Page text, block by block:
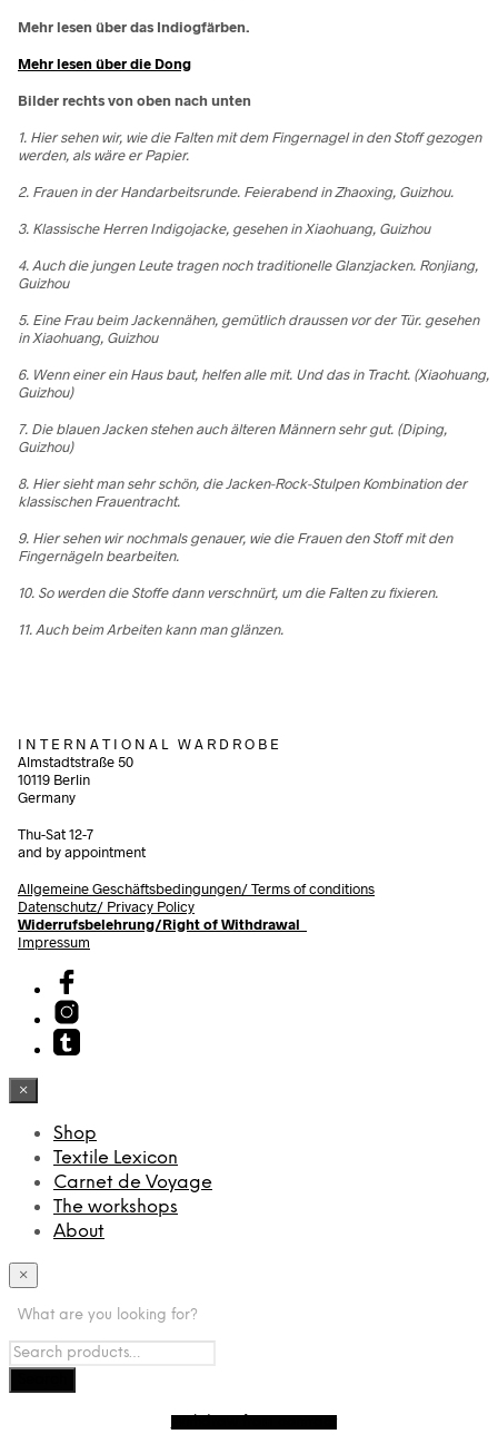
Mehr lesen über das Indiogfärben.
Mehr lesen über die Dong
Bilder rechts von oben nach unten
1. Hier sehen wir, wie die Falten mit dem Fingernagel in den Stoff gezogen
werden, als wäre er Papier.
2. Frauen in der Handarbeitsrunde. Feierabend in Zhaoxing, Guizhou.
3. Klassische Herren Indigojacke, gesehen in Xiaohuang, Guizhou
4. Auch die jungen Leute tragen noch traditionelle Glanzjacken. Ronjiang,
Guizhou
5. Eine Frau beim Jackennähen, gemütlich draussen vor der Tür. gesehen
in Xiaohuang, Guizhou
6. Wenn einer ein Haus baut, helfen alle mit. Und das in Tracht. (Xiaohuang,
Guizhou)
7. Die blauen Jacken stehen auch älteren Männern sehr gut. (Diping,
Guizhou)
8. Hier sieht man sehr schön, die Jacken-Rock-Stulpen Kombination der
klassischen Frauentracht.
9. Hier sehen wir nochmals genauer, wie die Frauen den Stoff mit den
Fingernägeln bearbeiten.
10. So werden die Stoffe dann verschnürt, um die Falten zu fixieren.
11. Auch beim Arbeiten kann man glänzen.
I N T E R N A T I O N A L W A R D R O B E
Almstadtstraße 50
10119 Berlin
Germany
Thu-Sat 12-7
and by appointment
Allgemeine Geschäftsbedingungen/Terms of conditions
Datenschutz/ Privacy Policy
Widerrufsbelehrung/Right of Withdrawal
Impressum
×
Shop
Textile Lexicon
Carnet de Voyage
The workshops
About
×
What are you looking for?